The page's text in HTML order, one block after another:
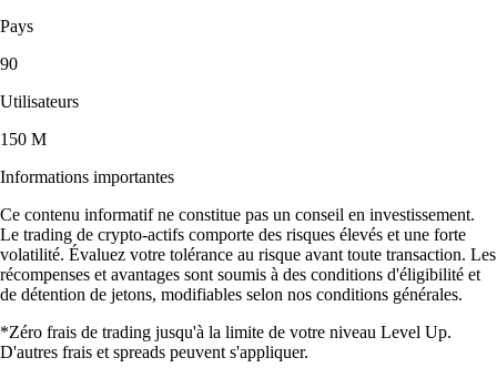
Pays
90
Utilisateurs
150 M
Informations importantes
Ce contenu informatif ne constitue pas un conseil en investissement.
Le trading de crypto-actifs comporte des risques élevés et une forte
volatilité. Évaluez votre tolérance au risque avant toute transaction. Les
récompenses et avantages sont soumis à des conditions d'éligibilité et
de détention de jetons, modifiables selon nos conditions générales.
*Zéro frais de trading jusqu'à la limite de votre niveau Level Up.
D'autres frais et spreads peuvent s'appliquer.